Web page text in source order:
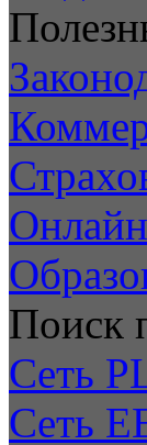
Поиск
Сеть
Сеть